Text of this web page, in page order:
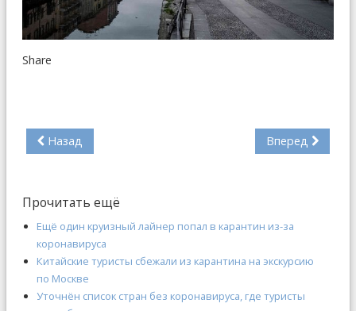
Share
Назад Вперед
Прочитать ещё
Ещё один круизный лайнер попал в карантин из-за
коронавируса
Китайские туристы сбежали из карантина на экскурсию
по Москве
Уточнён список стран без коронавируса, где туристы